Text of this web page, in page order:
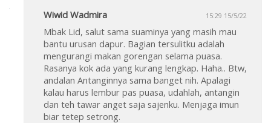
Wiwid Wadmira 15:29 15/5/22
Mbak Lid, salut sama suaminya yang masih mau
bantu urusan dapur. Bagian tersulitku adalah
mengurangi makan gorengan selama puasa.
Rasanya kok ada yang kurang lengkap. Haha.. Btw,
andalan Antanginnya sama banget nih. Apalagi
kalau harus lembur pas puasa, udahlah, antangin
dan teh tawar anget saja sajenku. Menjaga imun
biar tetep setrong.